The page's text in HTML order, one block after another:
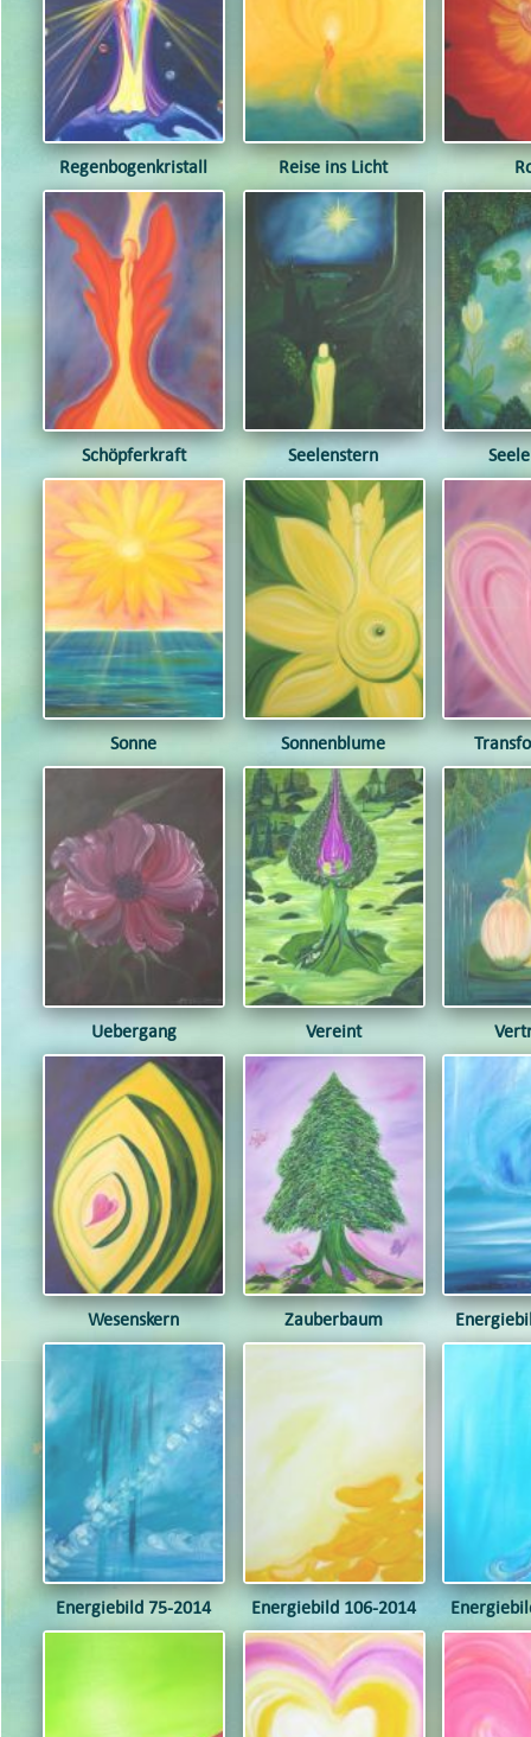
Regenbogenkristall Reise ins Licht
Schöpferkraft Seelenstern
Sonne Sonnenblume
Uebergang Vereint
Wesenskern Zauberbaum
Energiebild 75-2014 Energiebild 106-2014